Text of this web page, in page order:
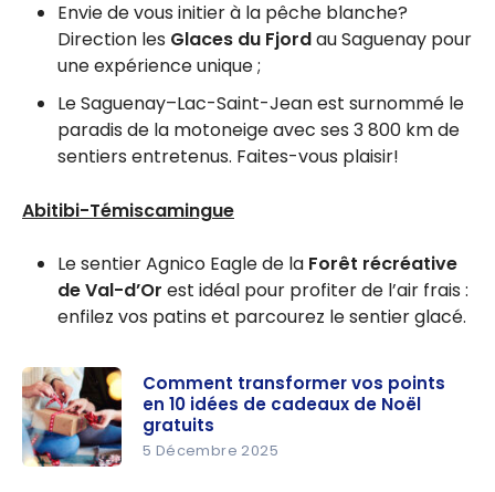
Envie de vous initier à la pêche blanche?
Direction les Glaces du Fjordau Saguenay pour
une expérience unique ;
Le Saguenay–Lac-Saint-Jean est surnommé le
paradis de la motoneige avec ses 3 800 km de
sentiers entretenus. Faites-vous plaisir!
Abitibi-Témiscamingue
Le sentier Agnico Eagle de la Forêt récréative
de Val-d’Or est idéal pour profiter de l’air frais :
enfilez vos patins et parcourez le sentier glacé.
Comment transformer vos points
en 10 idées de cadeaux de Noël
gratuits
5 Décembre 2025